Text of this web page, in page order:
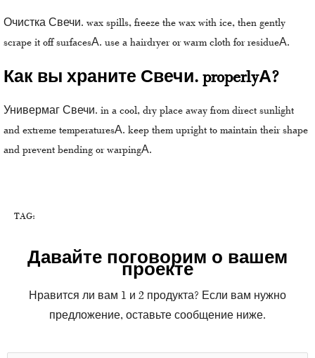
Очистка Свечи. wax spills, freeze the wax with ice, then gently
scrape it off surfacesА. use a hairdryer or warm cloth for residueА.
Как вы храните Свечи. properlyА?
Универмаг Свечи. in a cool, dry place away from direct sunlight
and extreme temperaturesА. keep them upright to maintain their shape
and prevent bending or warpingА.
TAG:
Давайте поговорим о вашем
проекте
Нравится ли вам 1 и 2 продукта? Если вам нужно
предложение, оставьте сообщение ниже.